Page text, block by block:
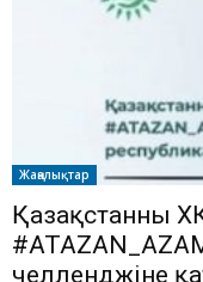
Жаңалықтар
Қазақстанның
челленджіне